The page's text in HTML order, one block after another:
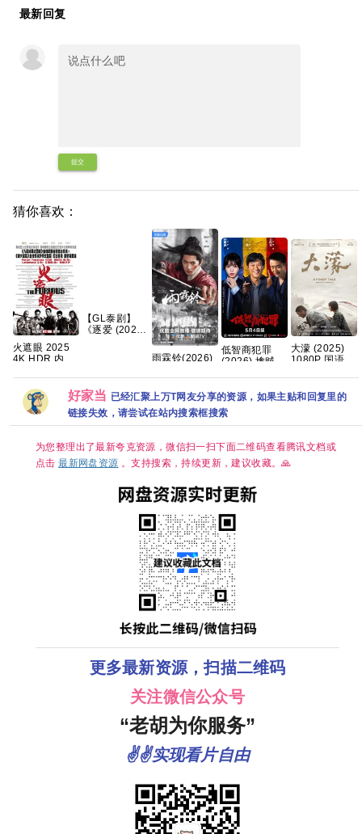
最新回复
提交
猜你喜欢：
火遮眼 2025
4K HDR 内封
动作 【夸克百
度网盘+】
【GL泰剧】
《逐爱 (2026)
【泰语中字】
【共8集】
雨霖铃(2026)
[4k+1080P][国
语中字][1.5GB
集]
低智商犯罪
(2026) 擒贼
S01杜比音效
HDR
HiveWeb/内嵌
简中字幕/【单
集1～3GB】
大濛 (2025)
1080P 国语中
好家当 已经汇聚上万T网友分享的资源，如果主贴和回复里的
链接失效，请尝试在站内搜索框搜索
为您整理出了最新夸克资源，微信扫一扫下面二维码查看腾讯文档或
点击最新网盘资源 。支持搜索，持续更新，建议收藏。🙏
更多最新资源，扫描二维码
关注微信公众号
“老胡为你服务”
✌✌实现看片自由